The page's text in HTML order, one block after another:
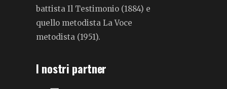
battista Il Testimonio (1884) e
quello metodista La Voce
metodista (1951).
I nostri partner